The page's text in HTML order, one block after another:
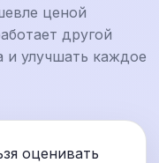
ценой
другой
и улучшать каждое
оценивать